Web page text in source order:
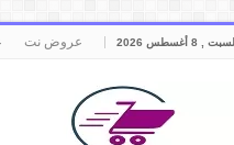
السبت , 8 أغسطس 2026 عروض نت